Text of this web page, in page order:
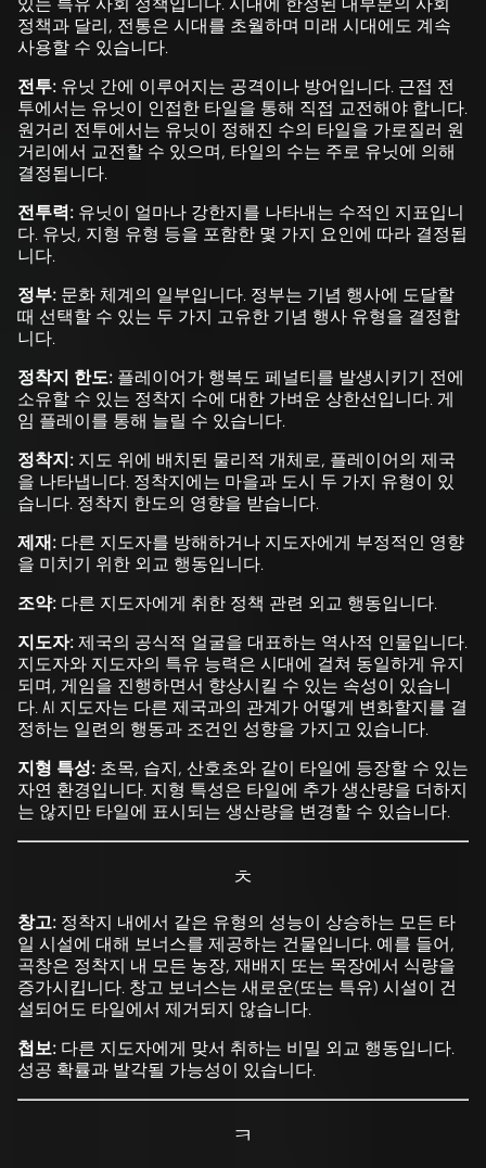
정책과 달리, 전통은 시대를 초월하며 미래 시대에도 계속
사용할 수 있습니다.
전투: 유닛 간에 이루어지는 공격이나 방어입니다. 근접 전
투에서는 유닛이 인접한 타일을 통해 직접 교전해야 합니다.
원거리 전투에서는 유닛이 정해진 수의 타일을 가로질러 원
거리에서 교전할 수 있으며, 타일의 수는 주로 유닛에 의해
결정됩니다.
전투력: 유닛이 얼마나 강한지를 나타내는 수적인 지표입니
다. 유닛, 지형 유형 등을 포함한 몇 가지 요인에 따라 결정됩
니다.
정부: 문화 체계의 일부입니다. 정부는 기념 행사에 도달할
때 선택할 수 있는 두 가지 고유한 기념 행사 유형을 결정합
니다.
정착지 한도: 플레이어가 행복도 페널티를 발생시키기 전에
소유할 수 있는 정착지 수에 대한 가벼운 상한선입니다. 게
임 플레이를 통해 늘릴 수 있습니다.
정착지: 지도 위에 배치된 물리적 개체로, 플레이어의 제국
을 나타냅니다. 정착지에는 마을과 도시 두 가지 유형이 있
습니다. 정착지 한도의 영향을 받습니다.
제재: 다른 지도자를 방해하거나 지도자에게 부정적인 영향
을 미치기 위한 외교 행동입니다.
조약: 다른 지도자에게 취한 정책 관련 외교 행동입니다.
지도자:제국의 공식적 얼굴을 대표하는 역사적 인물입니다.
지도자와 지도자의 특유 능력은 시대에 걸쳐 동일하게 유지
되며, 게임을 진행하면서 향상시킬 수 있는 속성이 있습니
다. AI 지도자는 다른 제국과의 관계가 어떻게 변화할지를 결
정하는 일련의 행동과 조건인 성향을 가지고 있습니다.
지형 특성: 초목, 습지, 산호초와 같이 타일에 등장할 수 있는
자연 환경입니다. 지형 특성은 타일에 추가 생산량을 더하지
는 않지만 타일에 표시되는 생산량을 변경할 수 있습니다.
ㅊ
창고: 정착지 내에서 같은 유형의 성능이 상승하는 모든 타
일 시설에 대해 보너스를 제공하는 건물입니다. 예를 들어,
곡창은 정착지 내 모든 농장, 재배지 또는 목장에서 식량을
증가시킵니다. 창고 보너스는 새로운(또는 특유) 시설이 건
설되어도 타일에서 제거되지 않습니다.
첩보: 다른 지도자에게 맞서 취하는 비밀 외교 행동입니다.
성공 확률과 발각될 가능성이 있습니다.
ㅋ